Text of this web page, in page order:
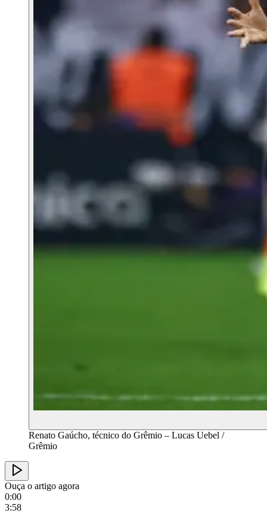
Renato Gaúcho, técnico do Grêmio – Lucas Uebel /
Grêmio
Ouça o artigo agora
0:00
3:58